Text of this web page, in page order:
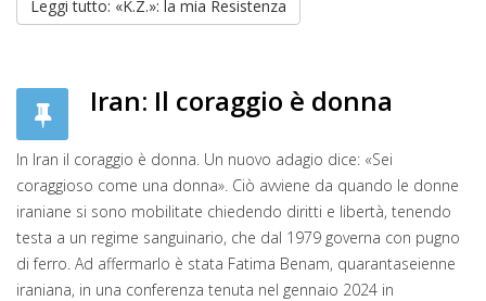
Leggi tutto: «K.Z.»: la mia Resistenza
Iran: Il coraggio è donna
In Iran il coraggio è donna. Un nuovo adagio dice: «Sei
coraggioso come una donna». Ciò avviene da quando le donne
iraniane si sono mobilitate chiedendo diritti e libertà, tenendo
testa a un regime sanguinario, che dal 1979 governa con pugno
di ferro. Ad affermarlo è stata Fatima Benam, quarantaseienne
iraniana, in una conferenza tenuta nel gennaio 2024 in